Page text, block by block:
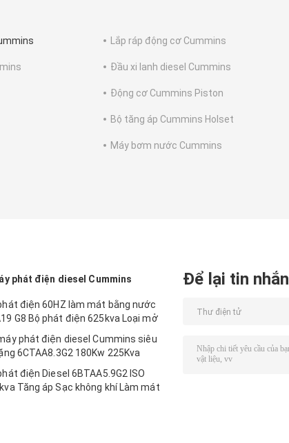
Lắp ráp động cơ Cummins
Đầu xi lanh diesel Cummins
Động cơ Cummins Piston
Bộ tăng áp Cummins Holset
Máy bơm nước Cummins
phát điện diesel Cummins
điện 60HZ làm mát bằng nước
G8 Bộ phát điện 625kva Loại mở
phát điện diesel Cummins siêu
6CTAA8.3G2 180Kw 225Kva
điện Diesel 6BTAA5.9G2 ISO
Tăng áp Sạc không khí Làm mát
Để lại tin nhắn